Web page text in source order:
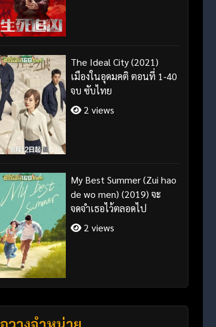
The Ideal City (2021)
เมืองในอุดมคติ ตอนที่ 1-40
จบ ซับไทย
2 views
My Best Summer (Zui hao
de wo men) (2019) จะ
จดจำเธอไว้ตลอดไป
2 views